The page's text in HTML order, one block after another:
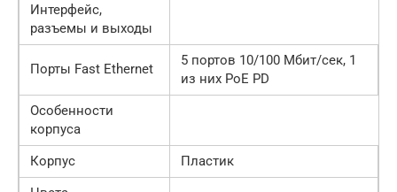
Интерфейс,
разъемы и выходы
Порты Fast Ethernet
5 портов 10/100 Мбит/сек, 1
из них PoE PD
Особенности
корпуса
Корпус
Пластик